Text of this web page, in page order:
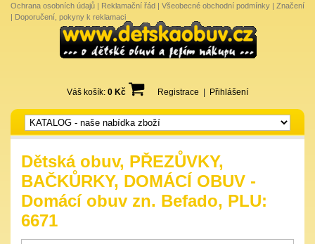
Ochrana osobních údajů | Reklamační řád | Všeobecné obchodní podmínky | Značení
| Doporučení, pokyny k reklamaci
Váš košík: 0 Kč Registrace Přihlášení
Dětská obuv, PŘEZŮVKY,
BAČKŮRKY, DOMÁCÍ OBUV -
Domácí obuv zn. Befado, PLU:
6671